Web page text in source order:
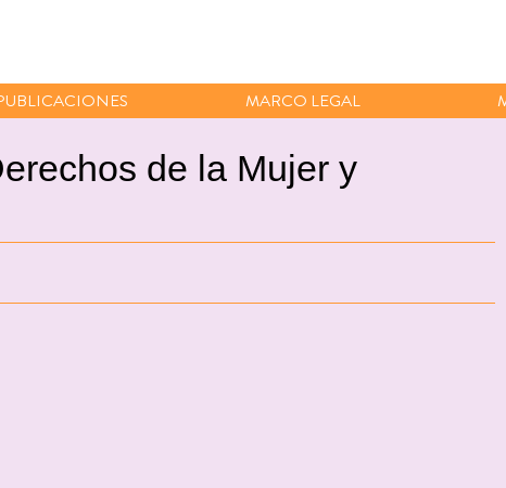
MARCO LEGAL
de la Mujer y